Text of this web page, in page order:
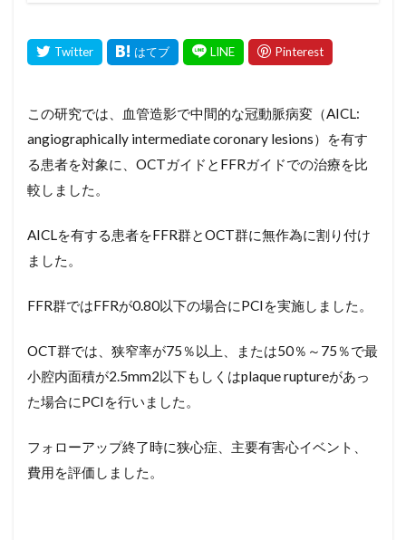
この研究では、血管造影で中間的な冠動脈病変（AICL:
angiographically intermediate coronary lesions）を有す
る患者を対象に、OCTガイドとFFRガイドでの治療を比
較しました。
AICLを有する患者をFFR群とOCT群に無作為に割り付け
ました。
FFR群ではFFRが0.80以下の場合にPCIを実施しました。
OCT群では、狭窄率が75％以上、または50％～75％で最
小腔内面積が2.5mm2以下もしくはplaque ruptureがあっ
た場合にPCIを行いました。
フォローアップ終了時に狭心症、主要有害心イベント、
費用を評価しました。